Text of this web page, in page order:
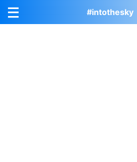
#intothesky